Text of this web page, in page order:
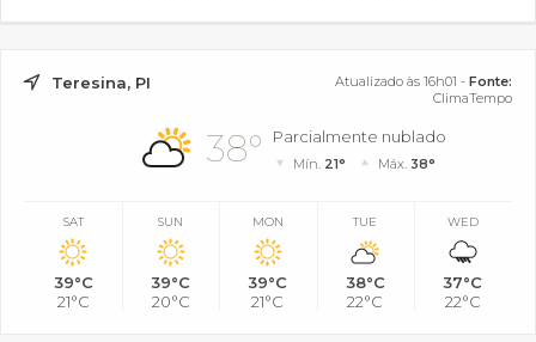
Teresina, PI Atualizado às 16h01 - Fonte:
ClimaTempo
38° Parcialmente nublado
Mín. 21° Máx. 38°
SAT
39°C
21°C
SUN
39°C
20°C
MON
39°C
21°C
TUE
38°C
22°C
WED
37°C
22°C